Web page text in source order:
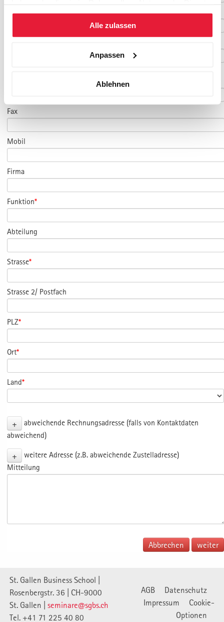
gesammelt haben.
Alle zulassen
Anpassen
Ablehnen
E-Mail*
Fax
Mobil
Firma
Funktion*
Abteilung
Strasse*
Strasse 2/ Postfach
PLZ*
Ort*
Land*
+
abweichende Rechnungsadresse (falls von Kontaktdaten
abweichend)
+
weitere Adresse (z.B. abweichende Zustelladresse)
Mitteilung
Abbrechen
St. Gallen Business School |
Rosenbergstr. 36 | CH-9000
St. Gallen | seminare@sgbs.ch
Tel. +41 71 225 40 80
AGB
Datenschutz
Impressum
Cookie-
Optionen